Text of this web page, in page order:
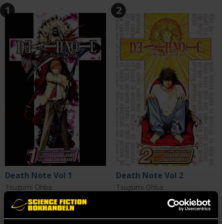
1
Death Note Vol 1
Tsugumi Ohba
139 kr
2
Death Note Vol 2
Tsugumi Ohba